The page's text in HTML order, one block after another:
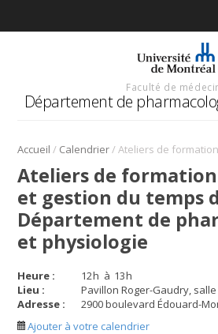
Faculté de
Département de
Accueil / Calendrier/
Ateliers de
et gestion du temps
Département de
et physiologie
Heure : 12h à 13h
Lieu :
Pavillon Roger-Gaudry, salle
Adresse :
2900 boulevard Édouard-
Ajouter à votre calendrier